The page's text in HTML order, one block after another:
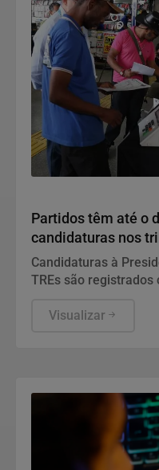
Partidos têm até o
candidaturas nos
Candidaturas à
TREs são
assembleias
Visualizar